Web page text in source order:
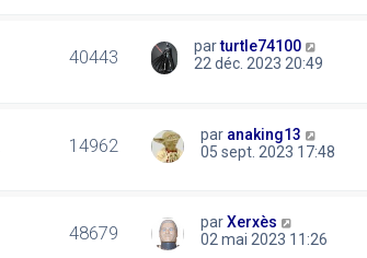
40443 parturtle74100
22 déc. 2023 20:49
14962 par anaking13
05 sept. 2023 17:48
48679 parXerxès
02 mai 2023 11:26